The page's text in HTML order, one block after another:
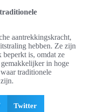
aantrekkingskracht,
hebben. Ze zijn
is, omdat ze
in hoge
traditionele
Twitter